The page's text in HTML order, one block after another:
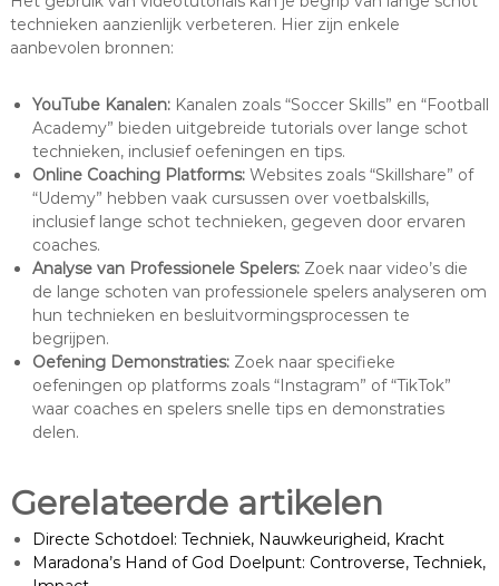
technieken aanzienlijk verbeteren. Hier zijn enkele
aanbevolen bronnen:
YouTube Kanalen:Kanalen zoals “Soccer Skills” en “Football
Academy” bieden uitgebreide tutorials over lange schot
technieken, inclusief oefeningen en tips.
Online Coaching Platforms:Websites zoals “Skillshare” of
“Udemy” hebben vaak cursussen over voetbalskills,
inclusief lange schot technieken, gegeven door ervaren
coaches.
Analyse van Professionele Spelers:Zoek naar video’s die
de lange schoten van professionele spelers analyseren om
hun technieken en besluitvormingsprocessen te
begrijpen.
Oefening Demonstraties:Zoek naar specifieke
oefeningen op platforms zoals “Instagram” of “TikTok”
waar coaches en spelers snelle tips en demonstraties
delen.
Gerelateerde artikelen
Directe Schotdoel: Techniek, Nauwkeurigheid, Kracht
Maradona’s Hand of God Doelpunt: Controverse, Techniek,